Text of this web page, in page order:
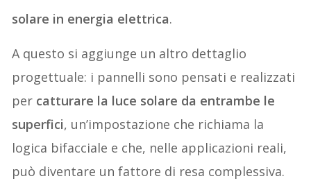
solare in energia elettrica.
A questo si aggiunge un altro dettaglio
progettuale: i pannelli sono pensati e realizzati
per catturare la luce solare da entrambe le
superfici, un’impostazione che richiama la
logica bifacciale e che, nelle applicazioni reali,
può diventare un fattore di resa complessiva.